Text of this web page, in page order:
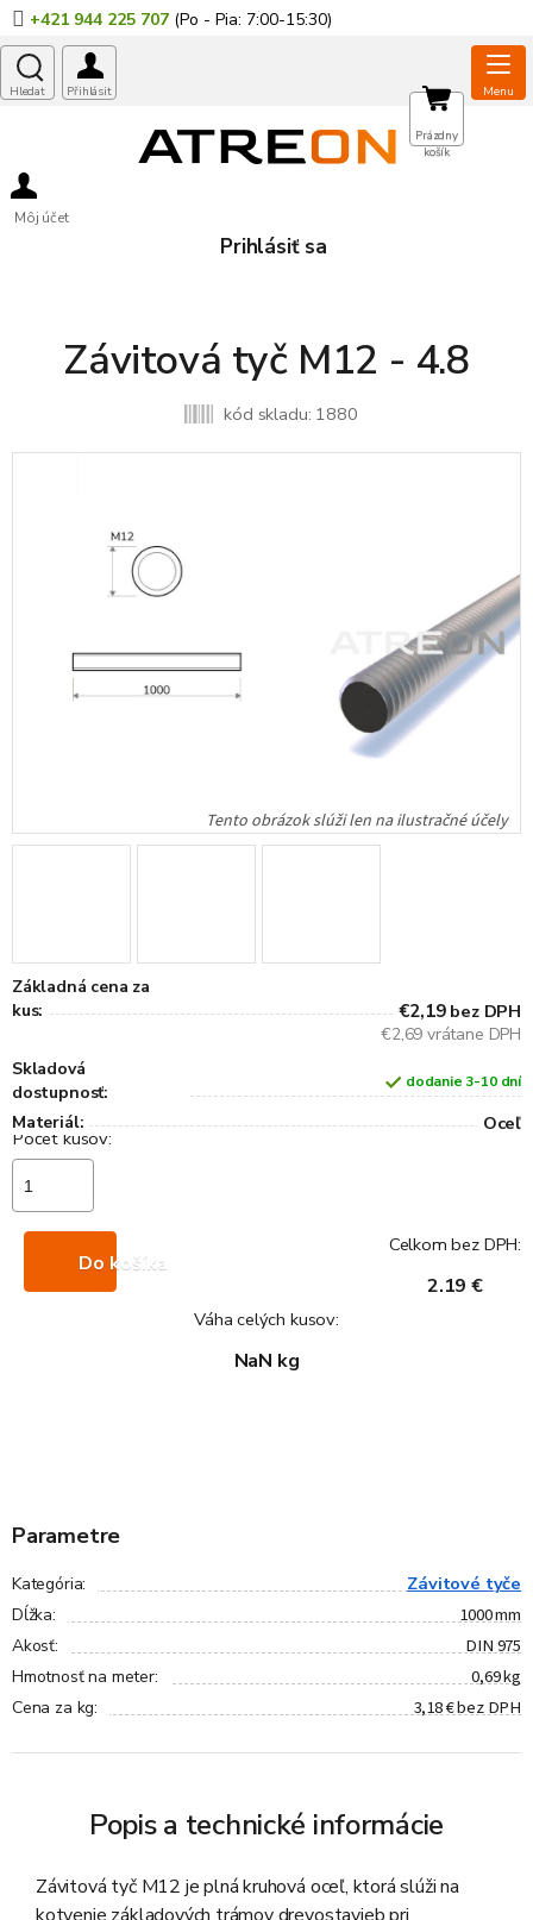
Prejsť
na
obsah
+421 944 225 707
Môj účet
Prihlásiť sa
NÁKUPNÝ
KOŠÍK
Prázdny
košík
Závitová tyč M12 - 4.8
kód skladu: 1880
Základná cena za
kus:
€2,19 bez DPH
€2,69 vrátane DPH
Skladová
dostupnosť:
dodanie 3-10 dní
Materiál: Oceľ
Do košíka
Váha celých kusov:
NaN kg
Celkom bez DPH:
2.19 €
Parametre
Kategória: Závitové tyče
Dĺžka: 1000 mm
Akosť: DIN 975
Hmotnosť na meter: 0,69 kg
Cena za kg: 3,18 € bez DPH
Popis a technické informácie
Závitová tyč M12 je plná kruhová oceľ, ktorá slúži na